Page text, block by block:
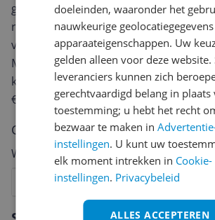
geven? Start dan hieronder met het
review. Afhankelijk van de details
van een review gemiddeld tussen de 3
Met jouw mening help je andere
keuze te maken én maak je iedere
€250,-!
Klik hier voor de
Cijfer
Welk cijfer geef jij dit product?
6
5
4
3
2
doeleinden, waaronder het
nauwkeurige
apparaateigenschappen. Uw
gelden alleen voor deze website.
leveranciers kunnen zich
gerechtvaardigd belang in plaats
toestemming; u hebt het recht
bezwaar te maken in
instellingen. U kunt uw
elk moment intrekken in Cookie-
instellingen. Privacybeleid
ALLES ACCEPTEREN